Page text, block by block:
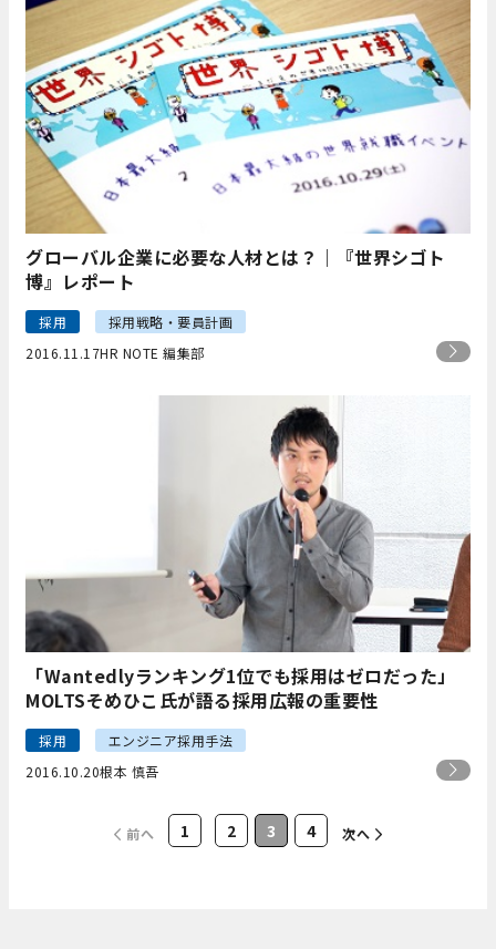
グローバル企業に必要な人材とは？｜『世界シゴト
博』レポート
採用
採用戦略・要員計画
2016.11.17HR NOTE 編集部
「Wantedlyランキング1位でも採用はゼロだった」
MOLTSそめひこ氏が語る採用広報の重要性
採用
エンジニア採用手法
2016.10.20根本 慎吾
前へ 1 2 3 4 次へ